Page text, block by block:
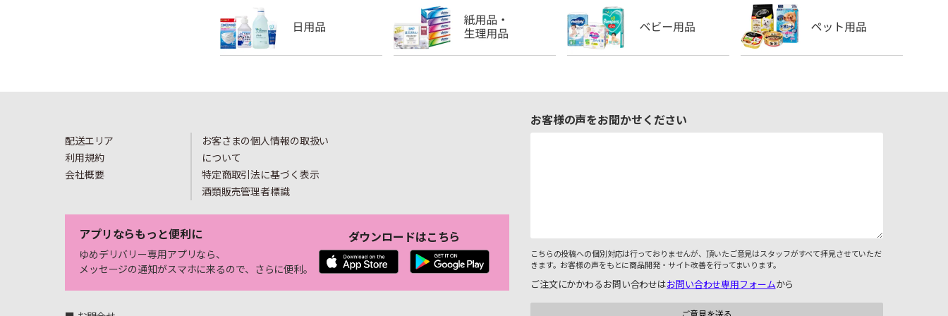
配送エリア
利用規約
会社概要
お客さまの個人情報の取扱い
について
特定商取引法に基づく表示
酒類販売管理者標識
アプリならもっと便利に
ゆめデリバリー専用アプリなら、
メッセージの通知がスマホに来るので、さらに便利。
ダウンロードはこちら
お客様の声をお聞かせください
こちらの投稿への個別対応は行っておりませんが、頂いたご意見はスタッフがすべて拝見させていただ
きます。お客様の声をもとに商品開発・サイト改善を行ってまいります。
ご注文にかかわるお問い合わせはお問い合わせ専用フォームから